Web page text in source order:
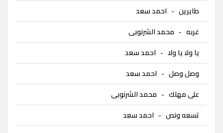
طايرين - احمد سعد
غربه - محمد الشرنوبى
يا ولا يا ولا - احمد سعد
وصل وصل - احمد سعد
على مهلك - محمد الشرنوبى
تسعه ونص - احمد سعد